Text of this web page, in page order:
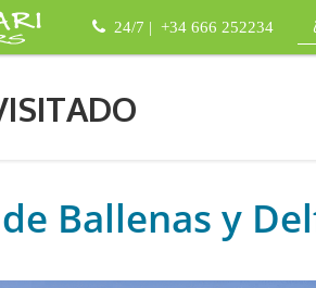
24/7 | +34 666 252234
Ballenas y